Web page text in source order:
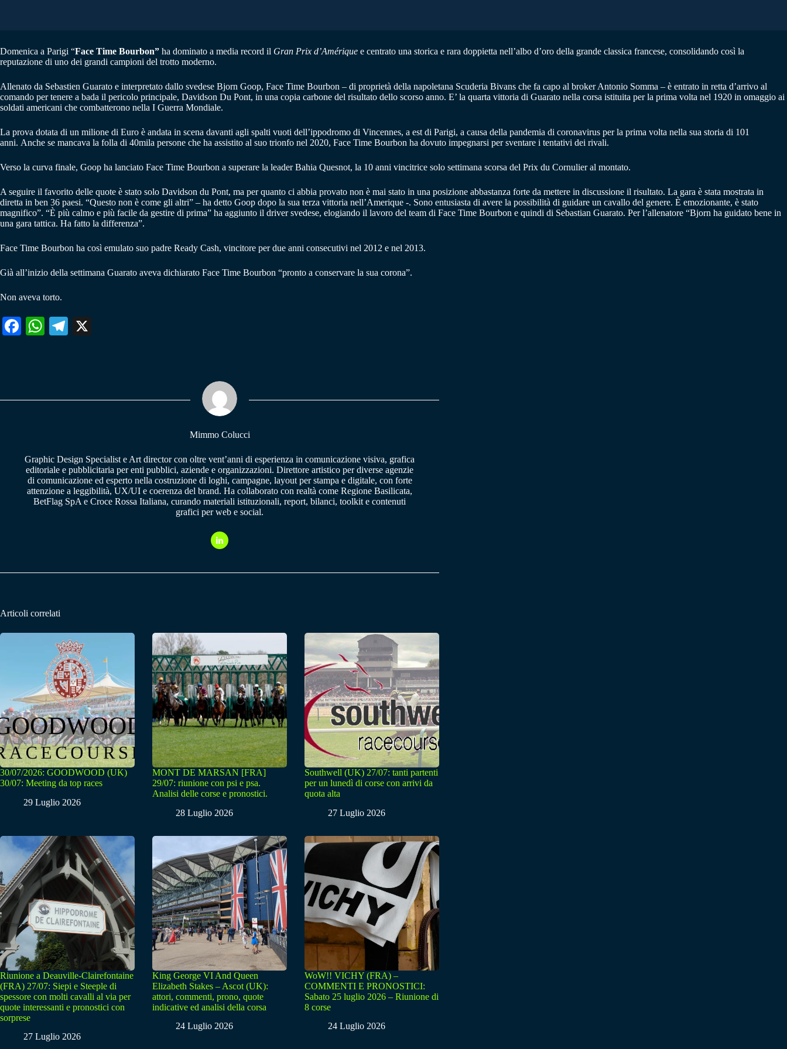
Domenica a Parigi “Face Time Bourbon” ha dominato a media record il Gran Prix d’Amérique e centrato una storica e rara doppietta nell’albo d’oro della grande classica francese, consolidando così la
reputazione di uno dei grandi campioni del trotto moderno.
Allenato da Sebastien Guarato e interpretato dallo svedese Bjorn Goop, Face Time Bourbon – di proprietà della napoletana Scuderia Bivans che fa capo al broker Antonio Somma – è entrato in retta d’arrivo al
comando per tenere a bada il pericolo principale, Davidson Du Pont, in una copia carbone del risultato dello scorso anno. E’ la quarta vittoria di Guarato nella corsa istituita per la prima volta nel 1920 in omaggio ai
soldati americani che combatterono nella I Guerra Mondiale.
La prova dotata di un milione di Euro è andata in scena davanti agli spalti vuoti dell’ippodromo di Vincennes, a est di Parigi, a causa della pandemia di coronavirus per la prima volta nella sua storia di 101
anni. Anche se mancava la folla di 40mila persone che ha assistito al suo trionfo nel 2020, Face Time Bourbon ha dovuto impegnarsi per sventare i tentativi dei rivali.
Verso la curva finale, Goop ha lanciato Face Time Bourbon a superare la leader Bahia Quesnot, la 10 anni vincitrice solo settimana scorsa del Prix du Cornulier al montato.
A seguire il favorito delle quote è stato solo Davidson du Pont, ma per quanto ci abbia provato non è mai stato in una posizione abbastanza forte da mettere in discussione il risultato. La gara è stata mostrata in
diretta in ben 36 paesi. “Questo non è come gli altri” – ha detto Goop dopo la sua terza vittoria nell’Amerique -. Sono entusiasta di avere la possibilità di guidare un cavallo del genere. È emozionante, è stato
magnifico”. “È più calmo e più facile da gestire di prima” ha aggiunto il driver svedese, elogiando il lavoro del team di Face Time Bourbon e quindi di Sebastian Guarato. Per l’allenatore “Bjorn ha guidato bene in
una gara tattica. Ha fatto la differenza”.
Face Time Bourbon ha così emulato suo padre Ready Cash, vincitore per due anni consecutivi nel 2012 e nel 2013.
Già all’inizio della settimana Guarato aveva dichiarato Face Time Bourbon “pronto a conservare la sua corona”.
Non aveva torto.
Fa W
pp
Te
m
Mimmo Colucci
Graphic Design Specialist e Art director con oltre vent’anni di esperienza in comunicazione visiva, grafica
editoriale e pubblicitaria per enti pubblici, aziende e organizzazioni. Direttore artistico per diverse agenzie
di comunicazione ed esperto nella costruzione di loghi, campagne, layout per stampa e digitale, con forte
attenzione a leggibilità, UX/UI e coerenza del brand. Ha collaborato con realtà come Regione Basilicata,
BetFlag SpA e Croce Rossa Italiana, curando materiali istituzionali, report, bilanci, toolkit e contenuti
grafici per web e social.
Articoli correlati
30/07/2026: GOODWOOD (UK)
30/07: Meeting da top races
29 Luglio 2026
MONT DE MARSAN [FRA]
29/07: riunione con psi e psa.
Analisi delle corse e pronostici.
28 Luglio 2026
Southwell (UK) 27/07: tanti partenti
per un lunedì di corse con arrivi da
quota alta
27 Luglio 2026
Riunione a Deauville-Clairefontaine
(FRA) 27/07: Siepi e Steeple di
spessore con molti cavalli al via per
quote interessanti e pronostici con
sorprese
27 Luglio 2026
King George VI And Queen
Elizabeth Stakes – Ascot (UK):
attori, commenti, prono, quote
indicative ed analisi della corsa
24 Luglio 2026
WoW!! VICHY (FRA) –
COMMENTI E PRONOSTICI:
Sabato 25 luglio 2026 – Riunione di
8 corse
24 Luglio 2026